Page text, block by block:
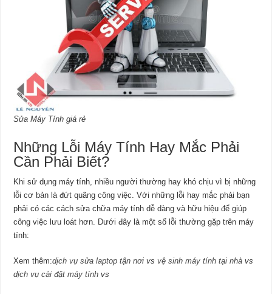
Sửa Máy Tính giá rẻ
Những Lỗi Máy Tính Hay Mắc Phải
Cần Phải Biết?
Khi sử dụng máy tính, nhiều người thường hay khó chịu vì bị những
lỗi cơ bản là đứt quãng công việc. Với những lỗi hay mắc phải bạn
phải có các cách sửa chữa máy tính dễ dàng và hữu hiệu để giúp
công việc lưu loát hơn. Dưới đây là một số lỗi thường gặp trên máy
tính:
Xem thêm:dịch vụ sửa laptop tận nơi vsvệ sinh máy tính tại nhà vs
dịch vụ cài đặt máy tính vs